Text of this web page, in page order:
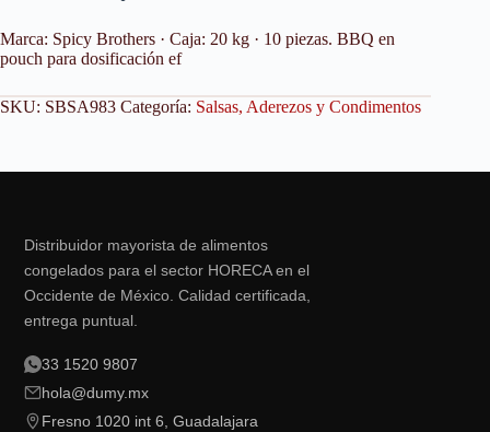
Marca: Spicy Brothers · Caja: 20 kg · 10 piezas. BBQ en
pouch para dosificación ef
SKU: SBSA983 Categoría: Salsas, Aderezos y Condimentos
Distribuidor mayorista de alimentos
congelados para el sector HORECA en el
Occidente de México. Calidad certificada,
entrega puntual.
33 1520 9807
hola@dumy.mx
Fresno 1020 int 6, Guadalajara